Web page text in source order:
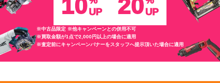
10UP
20UP
※中古品限定 ※他キャンペーンとの併用不可
※買取金額が1点で2,000円以上の場合に適用
※査定前にキャンペーンバナーをスタッフへ提示頂いた場合に適用